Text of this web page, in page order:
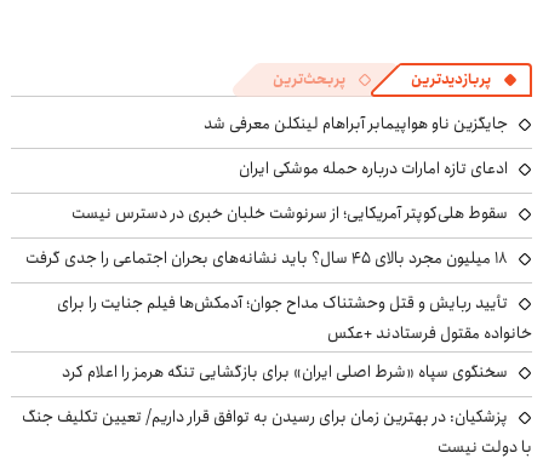
پربازدیدترین پربحث‌ترین
جایگزین ناو هواپیمابر آبراهام لینکلن معرفی شد
ادعای تازه امارات درباره حمله موشکی ایران
سقوط هلی‌کوپتر آمریکایی؛ از سرنوشت خلبان خبری در دسترس نیست
۱۸ میلیون مجرد بالای ۴۵ سال؟ باید نشانه‌های بحران اجتماعی را جدی گرفت
تأیید ربایش و قتل وحشتناک مداح جوان؛ آدمکش‌ها فیلم جنایت را برای
خانواده مقتول فرستادند +عکس
سخنگوی سپاه «شرط اصلی ایران» برای بازگشایی تنگه هرمز را اعلام کرد
پزشکیان‌: در بهترین زمان برای رسیدن به توافق قرار داریم/ تعیین تکلیف جنگ
با دولت نیست